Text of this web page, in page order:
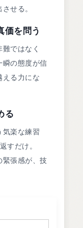
せる。
価を問う
ではなく
瞬の態度が信
える力にな
る
気楽な練習
すだけ。
緊張感が、技